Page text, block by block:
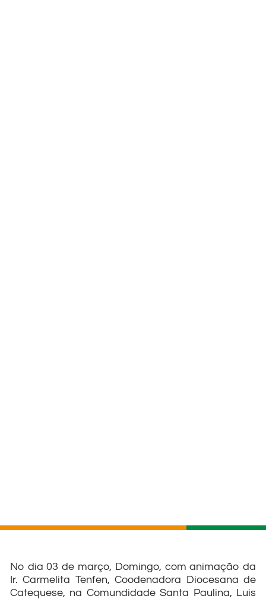
No dia 03 de março, Domingo, com animação da
Ir. Carmelita Tenfen, Coodenadora Diocesana de
Catequese, na Comundidade Santa Paulina, Luis